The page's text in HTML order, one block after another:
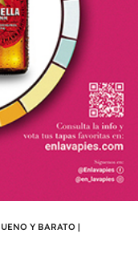
Y BARATO|